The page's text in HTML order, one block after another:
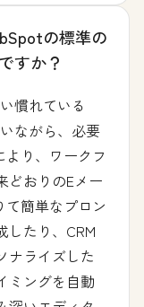
の標準の
すか？
慣れている
ながら、必要
り、ワークフ
どおりのEメー
て簡単なプロン
したり、CRM
ナライズした
ミングを自動